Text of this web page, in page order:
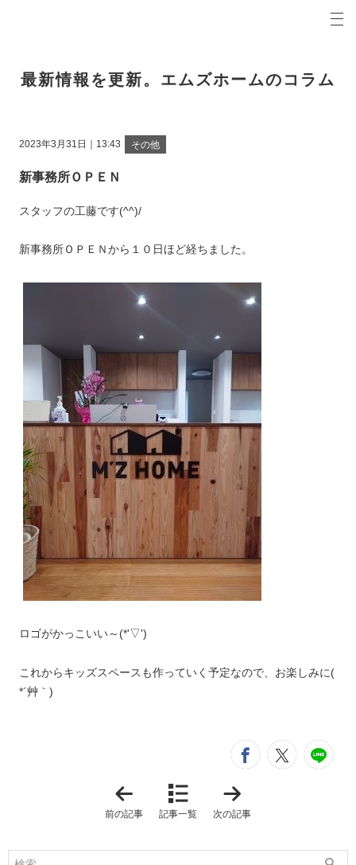
2023年3月31日｜13:43 その他
新事務所ＯＰＥＮ
最新情報を更新。エムズホームのコラム
スタッフの工藤です(^^)/
新事務所ＯＰＥＮから１０日ほど経ちました。
ロゴがかっこいい～(*'▽')
これからキッズスペースも作っていく予定なので、お楽しみに(
*´艸｀)
entry367シ
ル
前の記事 記事一覧
で
次の記事